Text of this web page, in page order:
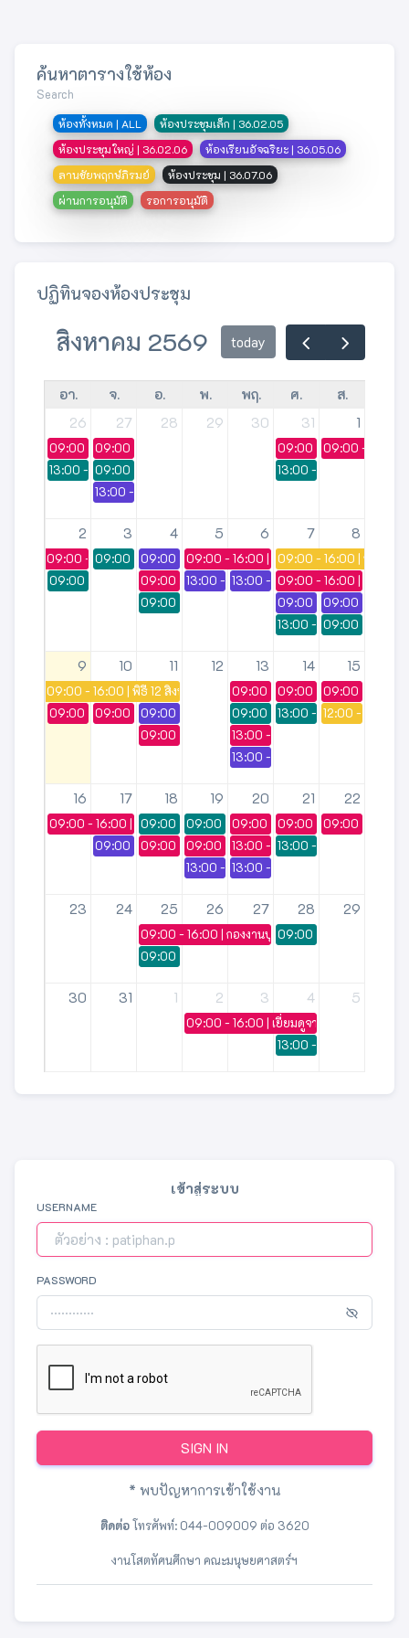
ค้นหาตารางใช้ห้อง
Search
ห้องทั้งหมด | ALL
ห้องประชุมเล็ก | 36.02.05
ห้องประชุมใหญ่ | 36.02.06
ห้องเรียนอัจฉริยะ | 36.05.06
ลานชัยพฤกษ์ภิรมย์
ห้องประชุม | 36.07.06
ผ่านการอนุมัติ
รอการอนุมัติ
ปฏิทินจองห้องประชุม
สิงหาคม 2569 today
อา. จ. อ. พ. พฤ. ศ.
ส.
26
09:00 - 16:00 | อบรมรำโทนโคราช (นาฎศิลป์)
13:00 - 16:00 | เตรียมความพร้อมสอนสอน
27
09:00 - 16:00 | โครงการเตรียมฝึกประสบการณ์
09:00 - 16:00 | ประชุมประธานหลักสูตร
13:00 - 16:00 | ประชุม​ผู้บริหาร​และส​ำ​นักงาน​
28 29 30 31
09:00 - 16:00 | นำเสนอ
13:00 - 16:00 | ประชุมผู้
1
09:00 - 16:00 |
2
09:00 - 16:00 | อบรมเสริมสมรรถนะเพื่อสอบใบประกอบวิชาชีพครู วิชา
09:00 - 16:00 | สัมภาษณ์ ทุนนศ.(คณะกรรมการส่งเสริมกิจการมหาวิทย
3
09:00 - 16:00 | ประชุมพิจารณาค่าตอบแทน ผู้ดำรงตำแหน่งทา
4
09:00 - 12:00 | สอนวิชากฎหมายเทคโนโลยี
09:00 - 16:00 | เตรียมฝึกประสบการณ์วิชาชีพภาษา
09:00 - 16:00 | อบรมสายสนับสนุน
5
09:00 - 16:00 | โครงการพัฒนาหลักสูตรสู่ค
13:00 - 16:00 | การสื่อสาร
6
13:00 - 16:00 | สัมมนาวรรณคดีไท
7
09:00 - 16:00 | พิธี 12 สิ
09:00 - 16:00 | หลักสูตร
09:00 - 15:00 | เตรียมค
13:00 - 16:00 | ประชุมผู้
8
09:00 - 16:00 |
09:00 - 16:00 |
9
09:00 - 16:00 | พิธี 12 สิงหา ราชินีนาถ ปวงประชาราษฎร์รำลึก ประจำ
09:00 - 16:00 | สอบวิจัยนักศึกษาชั้นปีที่ 4
10
09:00 - 16:00 | กองนโยบายและแผน
11
09:00 - 12:00 | วิชากฎหมายเทคโนโลยี
09:00 - 16:00 | กิจกรรม HUSO ICONIC
12 13
09:00 - 12:00 | ศึกษากฎหมายจาก
09:00 - 16:00 | ประชุม​ผู้บริหาร​แล
13:00 - 16:00 | โครงการพัฒนาทั
13:00 - 16:00 | สอนชดเชยนักศึกษ
14
09:00 - 16:00 | โครงกา
13:00 - 16:00 | ประชุมผู้
15
09:00 - 16:00 |
12:00 - 16:00 |
16
09:00 - 16:00 | HUSO ICONIC
17
09:00 - 16:00 | ประชุมวิจัย นศ ชั้นปีที่ 4
18
09:00 - 16:00 | ประชุมสรุปผลการตรวจประเมินปร
09:00 - 16:00 | ไหว้ครู ไทย คบ
19
09:00 - 16:00 | HUSO ICONIC
09:00 - 16:00 | ไหว้ครู
13:00 - 16:00 | การพินิจสาร
20
09:00 - 12:00 | ศึกษากฎหมายจา
13:00 - 16:00 | บายศรี สาขาศิลป
13:00 - 16:00 | สอนชดเชยนักศึกษ
21
09:00 - 16:00 | โครงกา
13:00 - 16:00 | ประชุมผู้
22
09:00 - 16:00
23 24 25
09:00 - 16:00 | กองงานบุคคล เสริมสร้างสมรรถะบุค
09:00 - 16:00 | สัมภาษณ์ เจ้าหน้าที่พัสดุ
26 27 28
09:00 - 16:00 | ประชุมผู้
29
30 31 1 2
09:00 - 16:00 | เยี่ยมดูจากงาน
3 4
13:00 - 16:00 | ประชุม​ผู้
5
เข้าสู่ระบบ
USERNAME
PASSWORD
SIGN IN
* พบปัญหาการเข้าใช้งาน
ติดต่อโทรศัพท์: 044-009009 ต่อ 3620
งานโสตทัศนศึกษา คณะมนุษยศาสตร์ฯ